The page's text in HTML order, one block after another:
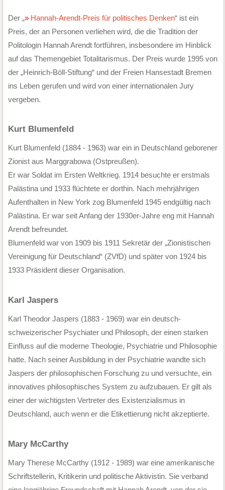
Der „ Hannah-Arendt-Preis für politisches Denken“ ist ein
Preis, der an Personen verliehen wird, die die Tradition der
Politologin Hannah Arendt fortführen, insbesondere im Hinblick
auf das Themengebiet Totalitarismus. Der Preis wurde 1995 von
der „Heinrich-Böll-Stiftung“ und der Freien Hansestadt Bremen
ins Leben gerufen und wird von einer internationalen Jury
vergeben.
Kurt Blumenfeld
Kurt Blumenfeld (1884 - 1963) war ein in Deutschland geborener
Zionist aus Marggrabowa (Ostpreußen).
Er war Soldat im Ersten Weltkrieg. 1914 besuchte er erstmals
Palästina und 1933 flüchtete er dorthin. Nach mehrjährigen
Aufenthalten in New York zog Blumenfeld 1945 endgültig nach
Palästina. Er war seit Anfang der 1930er-Jahre eng mit Hannah
Arendt befreundet.
Blumenfeld war von 1909 bis 1911 Sekretär der „Zionistischen
Vereinigung für Deutschland“ (ZVfD) und später von 1924 bis
1933 Präsident dieser Organisation.
Karl Jaspers
Karl Theodor Jaspers (1883 - 1969) war ein deutsch-
schweizerischer Psychiater und Philosoph, der einen starken
Einfluss auf die moderne Theologie, Psychiatrie und Philosophie
hatte. Nach seiner Ausbildung in der Psychiatrie wandte sich
Jaspers der philosophischen Forschung zu und versuchte, ein
innovatives philosophisches System zu aufzubauen. Er gilt als
einer der wichtigsten Vertreter des Existenzialismus in
Deutschland, auch wenn er die Etikettierung nicht akzeptierte.
Mary McCarthy
Mary Therese McCarthy (1912 - 1989) war eine amerikanische
Schriftstellerin, Kritikerin und politische Aktivistin. Sie verband